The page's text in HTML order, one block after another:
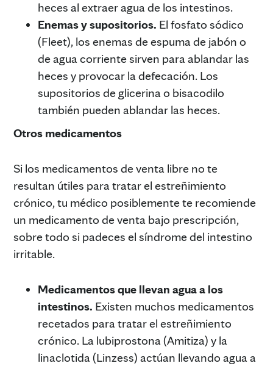
heces al extraer agua de los intestinos.
Enemas y supositorios. El fosfato sódico
(Fleet), los enemas de espuma de jabón o
de agua corriente sirven para ablandar las
heces y provocar la defecación. Los
supositorios de glicerina o bisacodilo
también pueden ablandar las heces.
Otros medicamentos
Si los medicamentos de venta libre no te
resultan útiles para tratar el estreñimiento
crónico, tu médico posiblemente te recomiende
un medicamento de venta bajo prescripción,
sobre todo si padeces el síndrome del intestino
irritable.
Medicamentos que llevan agua a los
intestinos. Existen muchos medicamentos
recetados para tratar el estreñimiento
crónico. La lubiprostona (Amitiza) y la
linaclotida (Linzess) actúan llevando agua a